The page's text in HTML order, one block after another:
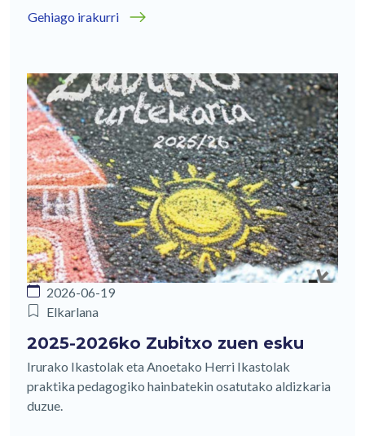
Gehiago irakurri
2026-06-19
Elkarlana
2025-2026ko Zubitxo zuen esku
Irurako Ikastolak eta Anoetako Herri Ikastolak
praktika pedagogiko hainbatekin osatutako aldizkaria
duzue.